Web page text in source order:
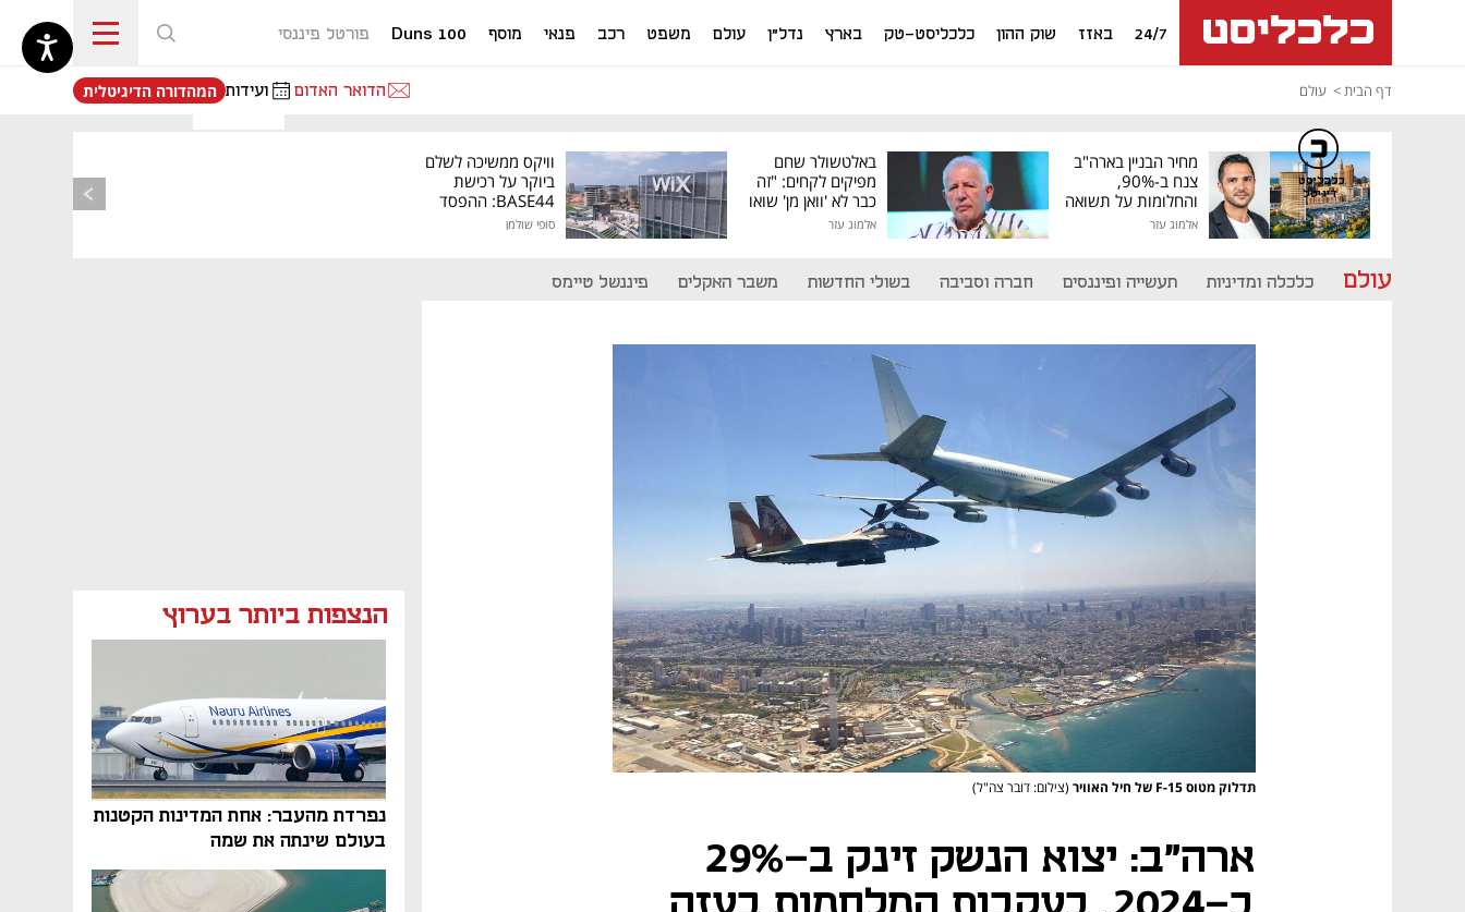
24/7 באזז שוק ההון כלכליסט-טק בארץ נדל"ן עולם משפט רכב פנאי מוסף Duns 100 פורטל פיננסי
דף הבית עולם הדואר האדום ועידות
נפתח בכרטיסייה חדשה
המהדורה הדיגיטלית
מחיר הבניין בארה"ב
צנח ב-90%,
והחלומות על תשואה
גבוהה התנפצו
אלמוג עזר
באלטשולר שחם
מפיקים לקחים: "זה
כבר לא 'וואן מן' שואו
של גילעד"
אלמוג עזר
וויקס ממשיכה לשלם
ביוקר על רכישת
BASE44: ההפסד
סופי שולמן
עולם כלכלה ומדיניות תעשייה ופיננסים חברה וסביבה בשולי החדשות משבר האקלים פיננשל טיימס
הנצפות ביותר בערוץ
נפרדת מהעבר: אחת המדינות הקטנות
בעולם שינתה את שמה
תדלוק מטוס F-15 של חיל האוויר (צילום: דובר צה"ל)
כלכליסט
דיגיטל
ארה"ב: יצוא הנשק זינק ב-29%